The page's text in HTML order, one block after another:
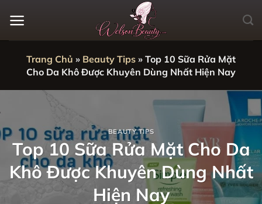
qua
Trang Chủ » Beauty Tips » Top 10 Sữa Rửa Mặt
Cho Da Khô Được Khuyên Dùng Nhất Hiện Nay
BEAUTY TIPS
Top 10 Sữa Rửa Mặt Cho Da
Khô Được Khuyên Dùng Nhất
Hiện Nay